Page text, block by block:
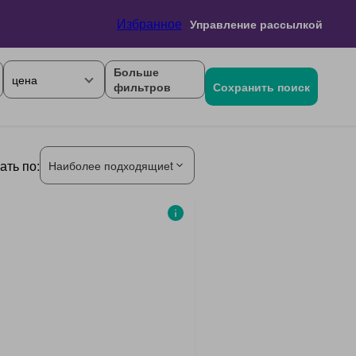
Избранное Управление рассылкой
цена
Больше
фильтров
Сохранить поиск
по: Наиболее подходящиеt